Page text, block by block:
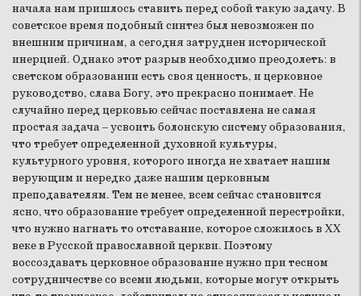
начала нам пришлось ставить перед собой такую задачу. В
советское время подобный синтез был невозможен по
внешним причинам, а сегодня затруднен исторической
инерцией. Однако этот разрыв необходимо преодолеть: в
светском образовании есть своя ценность, и церковное
руководство, слава Богу, это прекрасно понимает. Не
случайно перед церковью сейчас поставлена не самая
простая задача – усвоить болонскую систему образования,
что требует определенной духовной культуры,
культурного уровня, которого иногда не хватает нашим
верующим и нередко даже нашим церковным
преподавателям. Тем не менее, всем сейчас становится
ясно, что образование требует определенной перестройки,
что нужно нагнать то отставание, которое сложилось в XX
веке в Русской православной церкви. Поэтому
воссоздавать церковное образование нужно при тесном
сотрудничестве со всеми людьми, которые могут открыть